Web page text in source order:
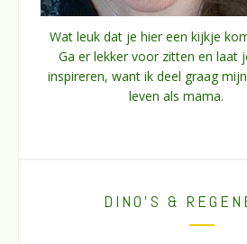
Wat leuk dat je hier een kijkje
Ga er lekker voor zitten en laat
inspireren, want ik deel graag
leven als mama.
DINO’S &